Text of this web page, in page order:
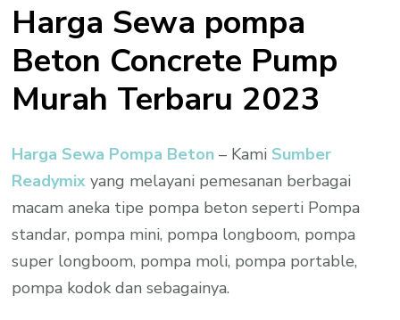
Harga Sewa pompa
Beton Concrete Pump
Murah Terbaru 2023
Harga Sewa Pompa Beton – Kami Sumber
Readymix yang melayani pemesanan berbagai
macam aneka tipe pompa beton seperti Pompa
standar, pompa mini, pompa longboom, pompa
super longboom, pompa moli, pompa portable,
pompa kodok dan sebagainya.